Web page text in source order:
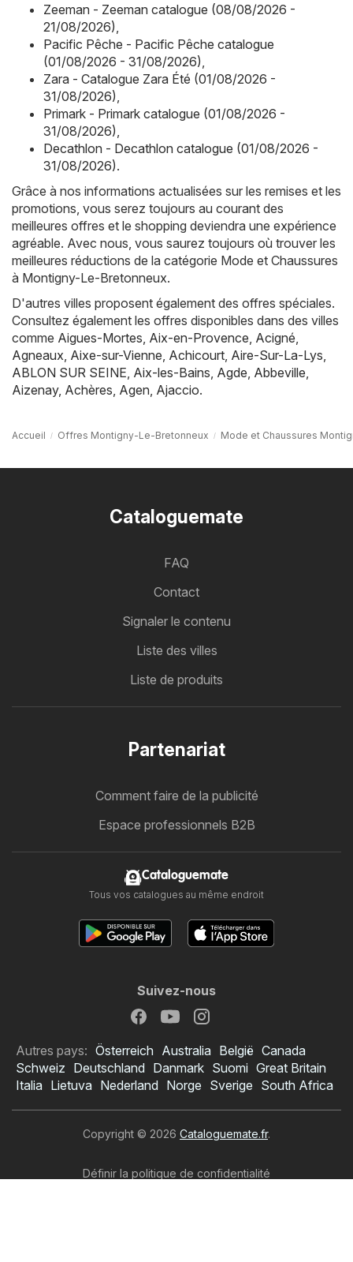
Zeeman - Zeeman catalogue (08/08/2026 -
21/08/2026)
Pacific Pêche - Pacific Pêche catalogue
(01/08/2026 - 31/08/2026)
Zara - Catalogue Zara Été (01/08/2026 -
31/08/2026)
Primark - Primark catalogue (01/08/2026 -
31/08/2026)
Decathlon - Decathlon catalogue (01/08/2026 -
31/08/2026).
Grâce à nos informations actualisées sur les remises et les
promotions, vous serez toujours au courant des
meilleures offres et le shopping deviendra une expérience
agréable. Avec nous, vous saurez toujours où trouver les
meilleures réductions de la catégorie Mode et Chaussures
à Montigny-Le-Bretonneux.
D'autres villes proposent également des offres spéciales.
Consultez également les offres disponibles dans des villes
comme Aigues-Mortes Aix-en-Provence Acigné
Agneaux Aixe-sur-Vienne Achicourt Aire-Sur-La-Lys
ABLON SUR SEINE Aix-les-Bains Agde Abbeville
Aizenay, Achères Agen Ajaccio.
Accueil Offres Montigny-Le-Bretonneux Mode et Chaussures
Cataloguemate
FAQ
Contact
Signaler le contenu
Liste des villes
Liste de produits
Partenariat
Comment faire de la publicité
Espace professionnels B2B
Cataloguemate
Tous vos catalogues au même endroit
Suivez-nous
Autres pays: Österreich Australia België Canada
Schweiz Deutschland Danmark Suomi Great Britain
Italia Lietuva Nederland Norge Sverige South Africa
Copyright © 2026 Cataloguemate.fr.
Définir la politique de confidentialité